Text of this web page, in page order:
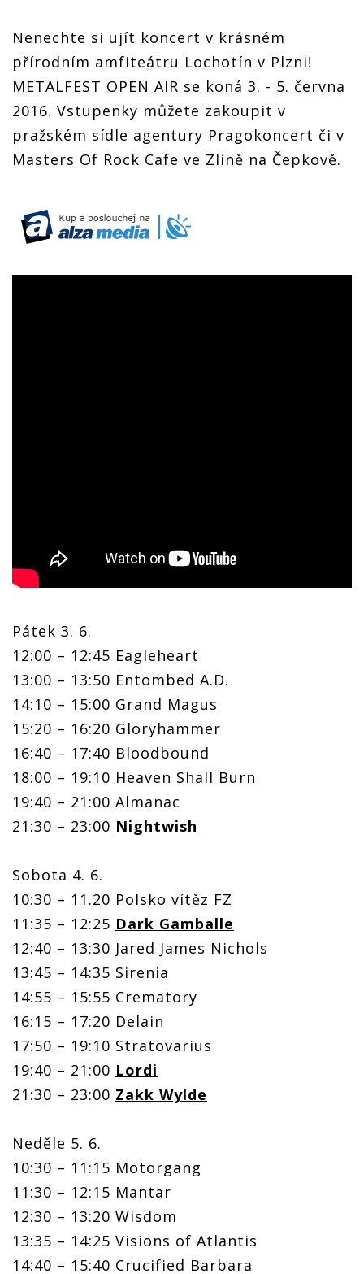
Nenechte si ujít koncert v krásném
přírodním amfiteátru Lochotín v Plzni!
METALFEST OPEN AIR se koná 3. - 5. června
2016. Vstupenky můžete zakoupit v
pražském sídle agentury Pragokoncert či v
Masters Of Rock Cafe ve Zlíně na Čepkově.
Pátek 3. 6.
12:00 – 12:45 Eagleheart
13:00 – 13:50 Entombed A.D.
14:10 – 15:00 Grand Magus
15:20 – 16:20 Gloryhammer
16:40 – 17:40 Bloodbound
18:00 – 19:10 Heaven Shall Burn
19:40 – 21:00 Almanac
21:30 – 23:00 Nightwish
Sobota 4. 6.
10:30 – 11.20 Polsko vítěz FZ
11:35 – 12:25 Dark Gamballe
12:40 – 13:30 Jared James Nichols
13:45 – 14:35 Sirenia
14:55 – 15:55 Crematory
16:15 – 17:20 Delain
17:50 – 19:10 Stratovarius
19:40 – 21:00 Lordi
21:30 – 23:00 Zakk Wylde
Neděle 5. 6.
10:30 – 11:15 Motorgang
11:30 – 12:15 Mantar
12:30 – 13:20 Wisdom
13:35 – 14:25 Visions of Atlantis
14:40 – 15:40 Crucified Barbara